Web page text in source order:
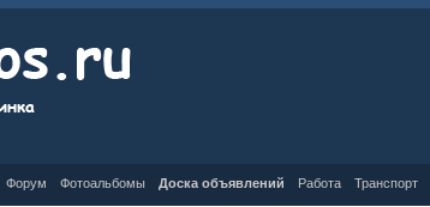
Форум Фотоальбомы Доска объявлений Работа Транспорт